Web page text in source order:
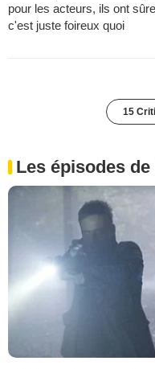
pour les acteurs, ils ont
c'est juste foireux quoi
15
Les épisodes